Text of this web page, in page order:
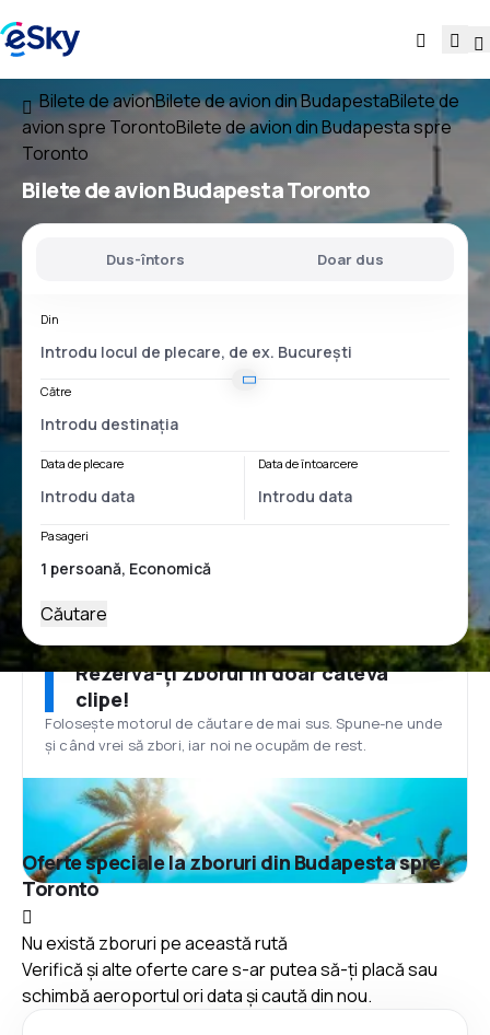
Bilete de avionBilete de avion din BudapestaBilete de
avion spre TorontoBilete de avion din Budapesta spre
Toronto
Bilete de avionBudapesta Toronto
Dus-întors Doar dus
Din
Către
Data de plecare Data de întoarcere
Pasageri
Căutare
Rezervă-ți zborul în doar câteva
clipe!
Folosește motorul de căutare de mai sus. Spune-ne unde
și când vrei să zbori, iar noi ne ocupăm de rest.
Oferte speciale la zboruri din Budapesta spre
Toronto
Nu există zboruri pe această rută
Verifică și alte oferte care s-ar putea să-ți placă sau
schimbă aeroportul ori data și caută din nou.